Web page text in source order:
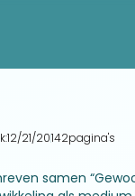
in hoe mijn
12/21/20142pagina's
samen